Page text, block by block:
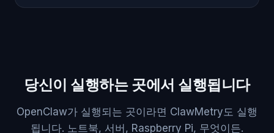
당신이 실행하는 곳에서 실행됩니다
OpenClaw가 실행되는 곳이라면 ClawMetry도 실행
됩니다. 노트북, 서버, Raspberry Pi, 무엇이든.